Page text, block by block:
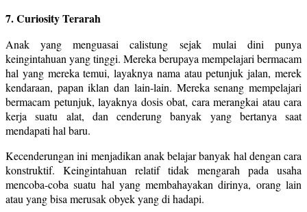
7. Curiosity Terarah
Anak yang menguasai calistung sejak mulai dini punya
keingintahuan yang tinggi. Mereka berupaya mempelajari bermacam
hal yang mereka temui, layaknya nama atau petunjuk jalan, merek
kendaraan, papan iklan dan lain-lain. Mereka senang mempelajari
bermacam petunjuk, layaknya dosis obat, cara merangkai atau cara
kerja suatu alat, dan cenderung banyak yang bertanya saat
mendapati hal baru.
Kecenderungan ini menjadikan anak belajar banyak hal dengan cara
konstruktif. Keingintahuan relatif tidak mengarah pada usaha
mencoba-coba suatu hal yang membahayakan dirinya, orang lain
atau yang bisa merusak obyek yang di hadapi.